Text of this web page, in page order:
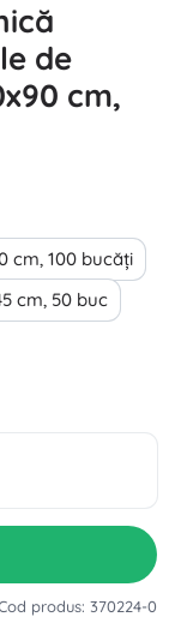
de
cm,
cm, 100 bucăți
cm, 50 buc
produs: 370224-0